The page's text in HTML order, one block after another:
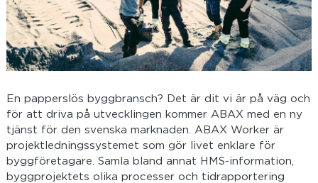
En papperslös byggbransch? Det är dit vi är på väg och
för att driva på utvecklingen kommer ABAX med en ny
tjänst för den svenska marknaden. ABAX Worker är
projektledningssystemet som gör livet enklare för
byggföretagare. Samla bland annat HMS-information,
byggprojektets olika processer och tidrapportering